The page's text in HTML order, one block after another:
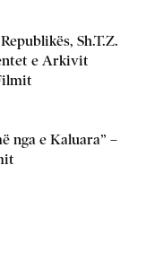
Sh.T.Z.
e Arkivit
nga e Kaluara” –